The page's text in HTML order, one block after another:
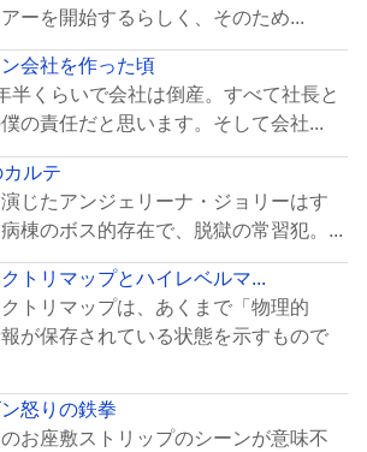
ーを開始するらしく、そのため...
会社を作った頃
半くらいで会社は倒産。すべて社長と
の責任だと思います。そして会社...
ルテ
じたアンジェリーナ・ジョリーはす
棟のボス的存在で、脱獄の常習犯。...
トリマップとハイレベルマ...
トリマップは、あくまで「物理的
が保存されている状態を示すもので
ン怒りの鉄拳
お座敷ストリップのシーンが意味不